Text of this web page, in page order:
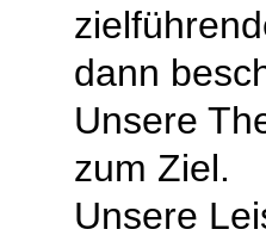
dann
Unsere
zum Ziel.
Unsere